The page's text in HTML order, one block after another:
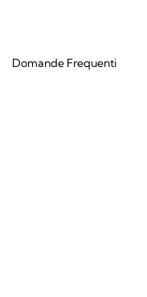
Domande Frequenti